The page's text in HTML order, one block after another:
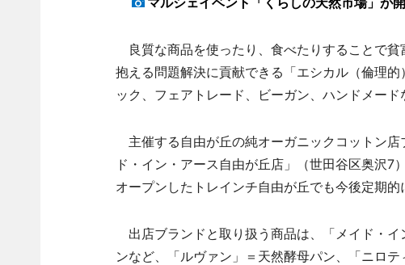
良質な商品を使ったり、食べたりすることで
抱える問題解決に貢献できる「エシカル（倫理
ック、フェアトレード、ビーガン、ハンドメード
主催する自由が丘の純オーガニックコットン
ド・イン・アース自由が丘店」（世田谷区奥沢7
オープンしたトレインチ自由が丘でも今後定期的
出店ブランドと取り扱う商品は、「メイド・
ンなど、「ルヴァン」＝天然酵母パン、「ニロ